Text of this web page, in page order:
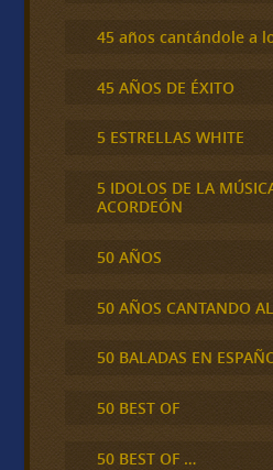
45 años cantándole a
45 AÑOS DE ÉXITO
5 ESTRELLAS WHITE
5 IDOLOS DE LA
ACORDEÓN
50 AÑOS
50 AÑOS CANTANDO
50 BALADAS EN
50 BEST OF
50 BEST OF …